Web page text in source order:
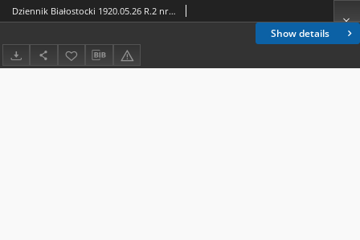
Show details
Dziennik Białostocki 1920.05.26 R.2 nr 120